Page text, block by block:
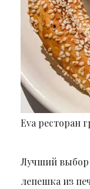
Eva ресторан
Лучший выбор
лепешка из